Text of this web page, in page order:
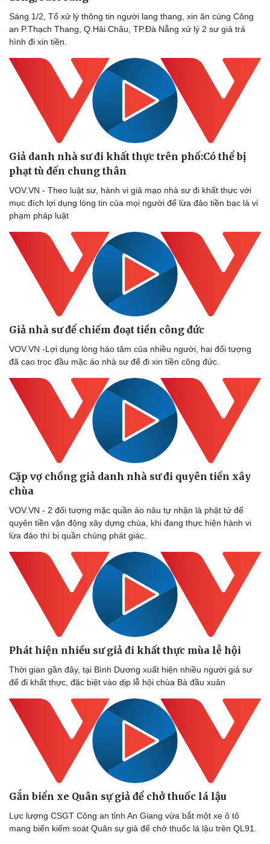
Dinh dưỡng - món ngon
Cây thuốc
Nhi khoa
Nam khoa
Làm đẹp - giảm cân
Phòng mạch online
Ăn sạch sống khỏe
Đời sống
Nhà đẹp
Sáng 1/2, Tổ xử lý thông tin người lang thang, xin ăn cùng Công
an P.Thạch Thang, Q.Hải Châu, TP.Đà Nẵng xử lý 2 sư giả trá
hình đi xin tiền.
Giả danh nhà sư đi khất thực trên phố:Có thể bị
phạt tù đến chung thân
VOV.VN - Theo luật sư, hành vi giả mạo nhà sư đi khất thực với
mục đích lợi dụng lòng tin của mọi người để lừa đảo tiền bạc là vi
phạm pháp luật
Giả nhà sư để chiếm đoạt tiền công đức
VOV.VN -Lợi dụng lòng hảo tâm của nhiều người, hai đối tượng
đã cạo trọc đầu mặc áo nhà sư để đi xin tiền công đức.
Cặp vợ chồng giả danh nhà sư đi quyên tiền xây
chùa
VOV.VN - 2 đối tượng mặc quần áo nâu tự nhận là phật tử để
quyên tiền vận động xây dựng chùa, khi đang thực hiện hành vi
lừa đảo thì bị quần chúng phát giác.
Phát hiện nhiều sư giả đi khất thực mùa lễ hội
Thời gian gần đây, tại Bình Dương xuất hiện nhiều người giả sư
để đi khất thực, đặc biệt vào dịp lễ hội chùa Bà đầu xuân
Gắn biển xe Quân sự giả để chở thuốc lá lậu
Lực lượng CSGT Công an tỉnh An Giang vừa bắt một xe ô tô
mang biển kiểm soát Quân sự giả để chở thuốc lá lậu trên QL91.